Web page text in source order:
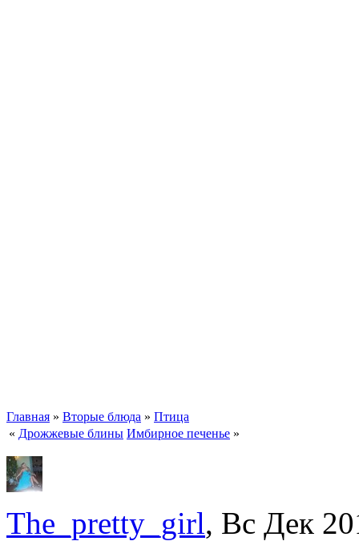
Главная » Вторые блюда » Птица
« Дрожжевые блины Имбирное печенье »
The_pretty_girl, Вс Дек